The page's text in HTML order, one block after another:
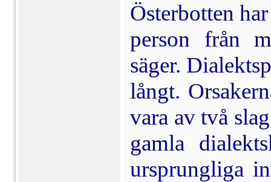
Österbotten
person från
säger.
långt.
vara av två
gamla
ursprungliga